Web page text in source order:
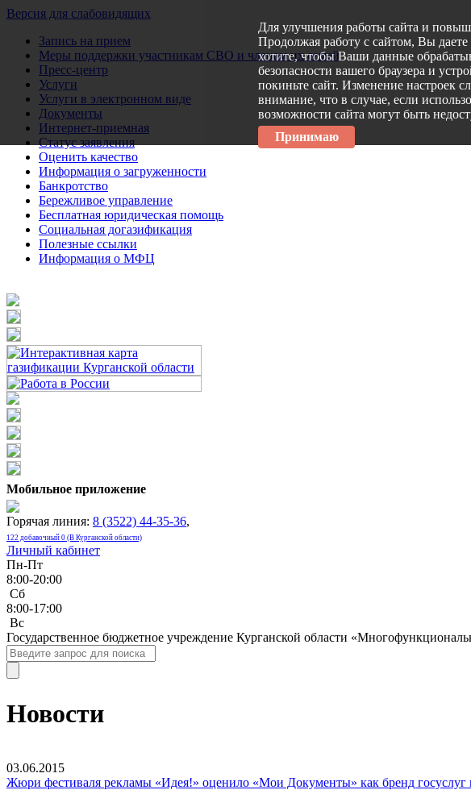
Версия для слабовидящих
Запись на прием
Меры поддержки участникам СВО и членам их семей
Пресс-центр
Услуги
Услуги в электронном виде
Документы
Интернет-приемная
Статус заявления
Оценить качество
Информация о загруженности
Банкротство
Бережливое управление
Бесплатная юридическая помощь
Социальная догазификация
Полезные ссылки
Информация о МФЦ
Мобильное приложение
Горячая линия: 8 (3522) 44-35-36,
122 добавочный 0 (В Курганской области)
Личный кабинет
Пн-Пт
8:00-20:00
Сб
8:00-17:00
Bc
Государственное бюджетное учреждение Курганской области
Новости
03.06.2015
Жюри фестиваля рекламы «Идея!» оценило «Мои Документы» как бренд госуслуг
Для улучшения работы сайта и
Продолжая работу с сайтом, Вы
хотите, чтобы Ваши данные
безопасности вашего браузера и
покиньте сайт. Изменение настроек
внимание, что в случае, если
возможности сайта могут быть
Принимаю